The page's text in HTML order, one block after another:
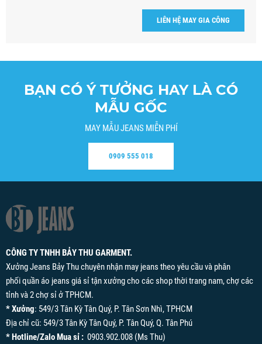
LIÊN HỆ MAY GIA CÔNG
BẠN CÓ Ý TƯỞNG HAY LÀ CÓ
MẪU GỐC
MAY MẪU JEANS MIỄN PHÍ
0909 555 018
CÔNG TY TNHH BẢY THU GARMENT.
Xưởng Jeans Bảy Thu chuyên nhận may jeans theo yêu cầu và phân
phối quần áo jeans giá sỉ tận xưởng cho các shop thời trang nam, chợ các
tỉnh và 2 chợ sỉ ở TPHCM.
* Xưởng: 549/3 Tân Kỳ Tân Quý, P. Tân Sơn Nhì, TPHCM
Địa chỉ cũ: 549/3 Tân Kỳ Tân Quý, P. Tân Quý, Q. Tân Phú
* Hotline/Zalo Mua sỉ : 0903.902.008 (Ms Thu)